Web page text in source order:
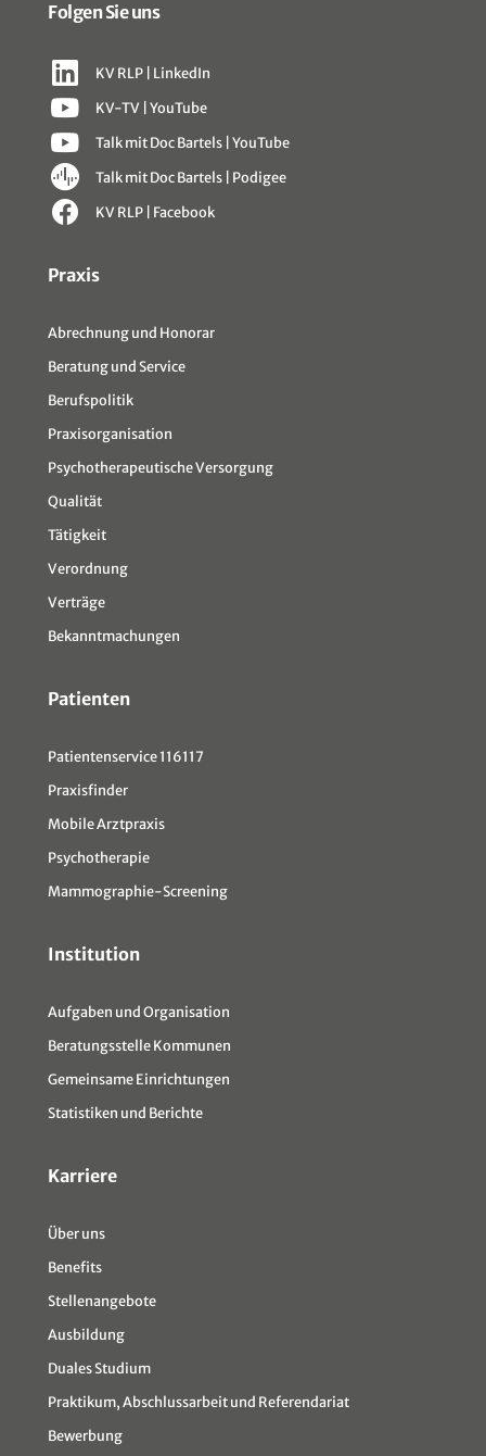
Sitemap
Praxis
Abrechnung und Honorar
Beratung und Service
Berufspolitik
Praxisorganisation
Psychotherapeutische Versorgung
Qualität
Tätigkeit
Verordnung
Verträge
Bekanntmachungen
Patienten
Patientenservice 116117
Praxisfinder
Mobile Arztpraxis
Psychotherapie
Mammographie-Screening
Institution
Aufgaben und Organisation
Beratungsstelle Kommunen
Gemeinsame Einrichtungen
Statistiken und Berichte
Karriere
Über uns
Benefits
Stellenangebote
Ausbildung
Duales Studium
Praktikum, Abschlussarbeit und Referendariat
Bewerbung
Folgen Sie uns
KV RLP | LinkedIn
KV-TV | YouTube
Talk mit Doc Bartels | YouTube
Talk mit Doc Bartels | Podigee
KV RLP | Facebook